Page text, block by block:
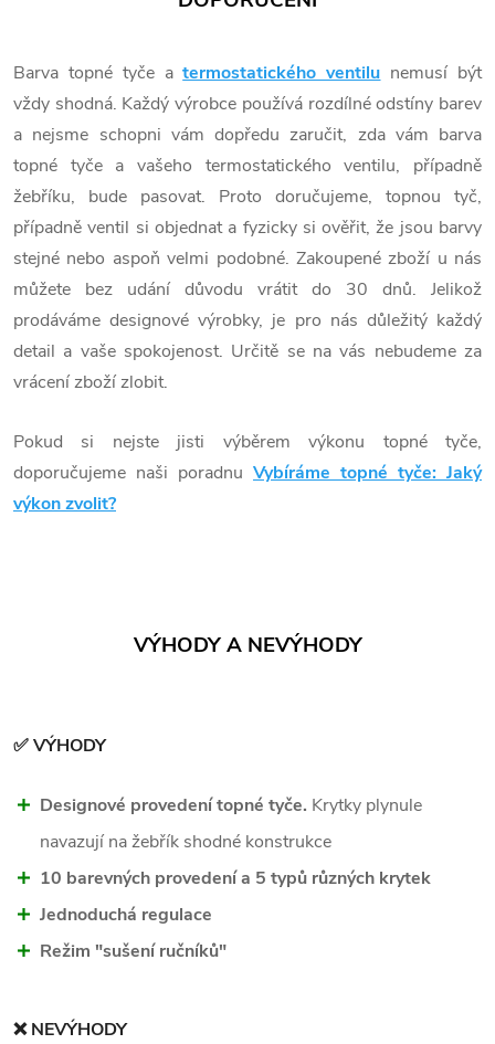
Barva topné tyče atermostatického ventilu nemusí být
vždy shodná. Každý výrobce používá rozdílné odstíny barev
a nejsme schopni vám dopředu zaručit, zda vám barva
topné tyče a vašeho termostatického ventilu, případně
žebříku, bude pasovat. Proto doručujeme, topnou tyč,
případně ventil si objednat a fyzicky si ověřit, že jsou barvy
stejné nebo aspoň velmi podobné. Zakoupené zboží u nás
můžete bez udání důvodu vrátit do 30 dnů. Jelikož
prodáváme designové výrobky, je pro nás důležitý každý
detail a vaše spokojenost. Určitě se na vás nebudeme za
vrácení zboží zlobit.
Pokud si nejste jisti výběrem výkonu topné tyče,
doporučujeme naši poradnu Vybíráme topné tyče: Jaký
výkon zvolit?
VÝHODY A NEVÝHODY
✅ VÝHODY
Designové provedení topné tyče. Krytky plynule
navazují na žebřík shodné konstrukce
10 barevných provedení a 5 typů různých krytek
Jednoduchá regulace
Režim "sušení ručníků"
❌ NEVÝHODY